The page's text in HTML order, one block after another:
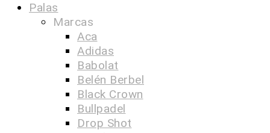
Palas
Marcas
Aca
Adidas
Babolat
Belén Berbel
Black Crown
Bullpadel
Drop Shot